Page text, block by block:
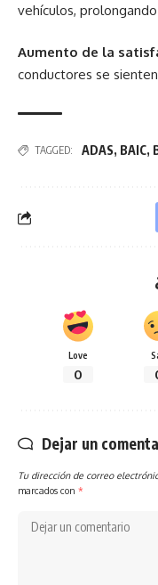
vehículos,
Aumento de la
conductores se
TAGGED: ADAS, BAIC,
Love
0
Dejar un
Tu dirección de correo
marcados con *